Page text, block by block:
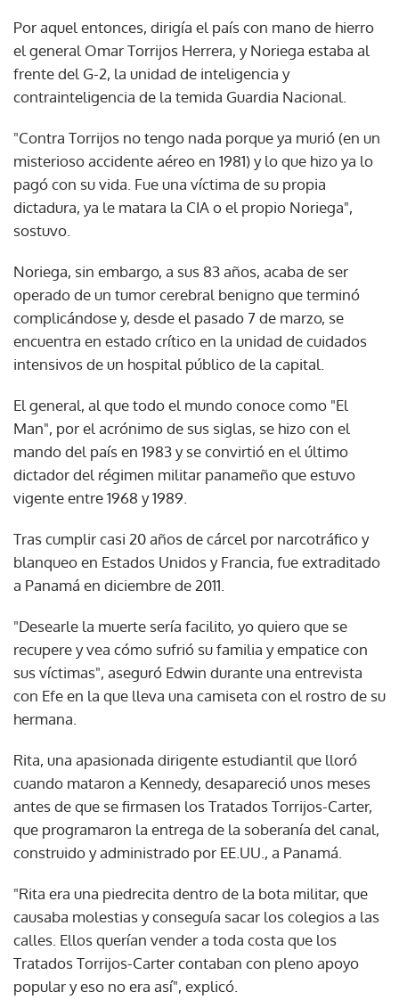
Por aquel entonces, dirigía el país con mano de hierro
el general Omar Torrijos Herrera, y Noriega estaba al
frente del G-2, la unidad de inteligencia y
contrainteligencia de la temida Guardia Nacional.
"Contra Torrijos no tengo nada porque ya murió (en un
misterioso accidente aéreo en 1981) y lo que hizo ya lo
pagó con su vida. Fue una víctima de su propia
dictadura, ya le matara la CIA o el propio Noriega",
sostuvo.
Noriega, sin embargo, a sus 83 años, acaba de ser
operado de un tumor cerebral benigno que terminó
complicándose y, desde el pasado 7 de marzo, se
encuentra en estado crítico en la unidad de cuidados
intensivos de un hospital público de la capital.
El general, al que todo el mundo conoce como "El
Man", por el acrónimo de sus siglas, se hizo con el
mando del país en 1983 y se convirtió en el último
dictador del régimen militar panameño que estuvo
vigente entre 1968 y 1989.
Tras cumplir casi 20 años de cárcel por narcotráfico y
blanqueo en Estados Unidos y Francia, fue extraditado
a Panamá en diciembre de 2011.
"Desearle la muerte sería facilito, yo quiero que se
recupere y vea cómo sufrió su familia y empatice con
sus víctimas", aseguró Edwin durante una entrevista
con Efe en la que lleva una camiseta con el rostro de su
hermana.
Rita, una apasionada dirigente estudiantil que lloró
cuando mataron a Kennedy, desapareció unos meses
antes de que se firmasen los Tratados Torrijos-Carter,
que programaron la entrega de la soberanía del canal,
construido y administrado por EE.UU., a Panamá.
"Rita era una piedrecita dentro de la bota militar, que
causaba molestias y conseguía sacar los colegios a las
calles. Ellos querían vender a toda costa que los
Tratados Torrijos-Carter contaban con pleno apoyo
popular y eso no era así", explicó.